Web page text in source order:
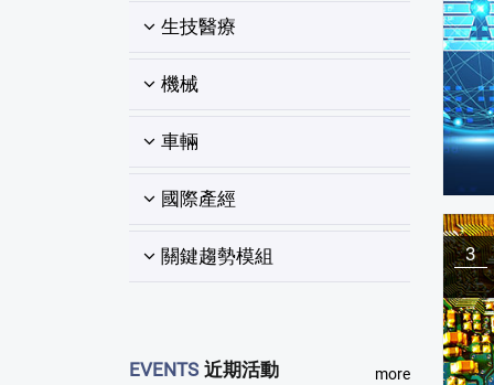
生技醫療
機械
車輛
國際產經
關鍵趨勢模組
EVENTS 近期活動 more
3